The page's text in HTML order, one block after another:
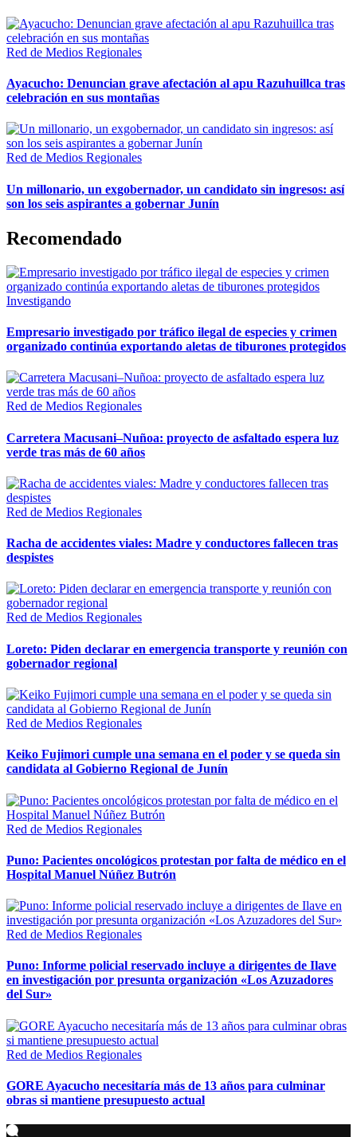
Red de Medios Regionales
Ayacucho: Denuncian grave afectación al apu Razuhuillca tras
celebración en sus montañas
Red de Medios Regionales
Un millonario, un exgobernador, un candidato sin ingresos: así
son los seis aspirantes a gobernar Junín
Recomendado
Investigando
Empresario investigado por tráfico ilegal de especies y crimen
organizado continúa exportando aletas de tiburones protegidos
Red de Medios Regionales
Carretera Macusani–Nuñoa: proyecto de asfaltado espera luz
verde tras más de 60 años
Red de Medios Regionales
Racha de accidentes viales: Madre y conductores fallecen tras
despistes
Red de Medios Regionales
Loreto: Piden declarar en emergencia transporte y reunión con
gobernador regional
Red de Medios Regionales
Keiko Fujimori cumple una semana en el poder y se queda sin
candidata al Gobierno Regional de Junín
Red de Medios Regionales
Puno: Pacientes oncológicos protestan por falta de médico en el
Hospital Manuel Núñez Butrón
Red de Medios Regionales
Puno: Informe policial reservado incluye a dirigentes de Ilave
en investigación por presunta organización «Los Azuzadores
del Sur»
Red de Medios Regionales
GORE Ayacucho necesitaría más de 13 años para culminar
obras si mantiene presupuesto actual